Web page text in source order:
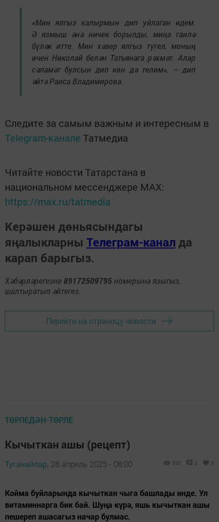
«Мин ялгыз калырмын дип уйлаган идем.
Ә язмыш әнә ничек борылды, миңа гаилә
бүләк итте. Мин хәзер ялгыз түгел, моның
өчен Николай белән Татьянага рәхмәт. Алар
сәламәт булсын дип көн дә телим», — дип
әйтә Раиса Владимирова.
Следите за самым важным и интересным в
Telegram-канале Татмедиа
Читайте новости Татарстана в
национальном мессенджере MАХ:
https://max.ru/tatmedia
Керәшен дөньясындагы
яңалыкларны Телеграм-канал да
карап барыгыз.
Хәбәрләрегезне 89172509795 номерына языгыз,
шалтыратып әйтегез.
Перейти на страницу новости
ТӨРЛЕДӘН-ТӨРЛЕ
Кычыткан ашы (рецепт)
Туганайлар, 28 апрель 2025 - 08:00 500 0 0
Койма буйларында кычыткан чыга башлады инде. Ул
витаминнарга бик бай. Шуңа күрә, яшь кычыткан ашы
пешереп ашасагыз начар булмас.